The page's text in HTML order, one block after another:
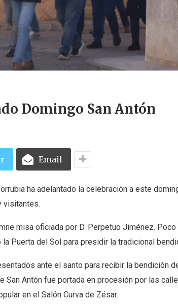
Domingo San Antón
Email
ha adelantado la celebración a este
visitantes.
misa oficiada por D. Perpetuo Jiménez.
Puerta del Sol para presidir la tradicional
ante el santo para recibir la bendición
San Antón fue portada en procesión por las
en el Salón Curva de Zésar.